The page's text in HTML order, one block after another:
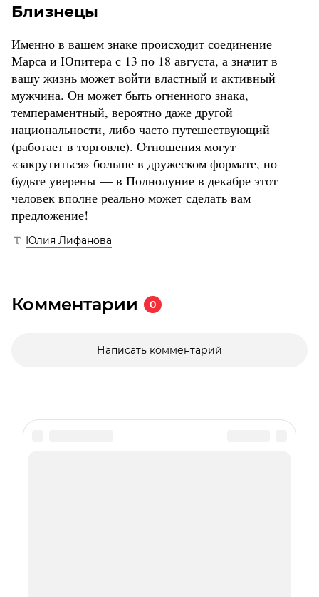
Близнецы
Именно в вашем знаке происходит соединение
Марса и Юпитера с 13 по 18 августа, а значит в
вашу жизнь может войти властный и активный
мужчина. Он может быть огненного знака,
темпераментный, вероятно даже другой
национальности, либо часто путешествующий
(работает в торговле). Отношения могут
«закрутиться» больше в дружеском формате, но
будьте уверены — в Полнолуние в декабре этот
человек вполне реально может сделать вам
предложение!
Юлия Лифанова
Комментарии 0
Написать комментарий